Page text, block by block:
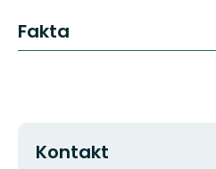
Fakta
Kontakt